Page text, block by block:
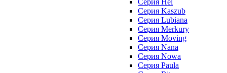
Серия Kaszub
Серия Lubiana
Серия Merkury
Серия Moving
Серия Nana
Серия Nowa
Серия Paula